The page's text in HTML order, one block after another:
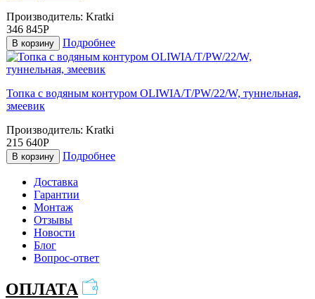
Производитель: Kratki
346 845Р
В корзину Подробнее
Топка с водяным контуром OLIWIA/T/PW/22/W, туннельная,
змеевик
Производитель: Kratki
215 640Р
В корзину Подробнее
Доставка
Гарантии
Монтаж
Отзывы
Новости
Блог
Вопрос-ответ
ОПЛАТА